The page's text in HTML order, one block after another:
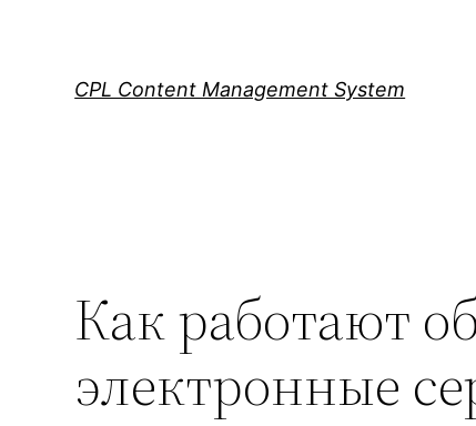
CPL Content Management System
Как работают
электронные